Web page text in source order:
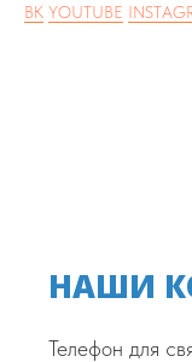
ВК YOUTUBE
НАШИ
Телефон для